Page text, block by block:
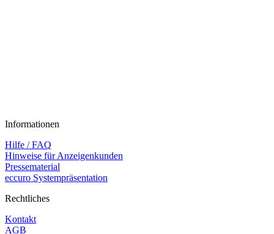
Informationen
Hilfe / FAQ
Hinweise für Anzeigenkunden
Pressematerial
eccuro Systempräsentation
Rechtliches
Kontakt
AGB